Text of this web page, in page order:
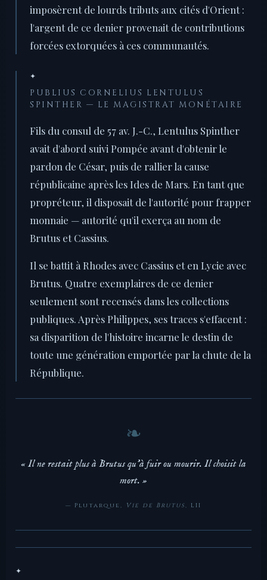
imposèrent de lourds tributs aux cités d'Orient :
l'argent de ce denier provenait de contributions
forcées extorquées à ces communautés.
✦
PUBLIUS CORNELIUS LENTULUS
SPINTHER — LE MAGISTRAT MONÉTAIRE
Fils du consul de 57 av. J.-C., Lentulus Spinther
avait d'abord suivi Pompée avant d'obtenir le
pardon de César, puis de rallier la cause
républicaine après les Ides de Mars. En tant que
propréteur, il disposait de l'autorité pour frapper
monnaie — autorité qu'il exerça au nom de
Brutus et Cassius.
Il se battit à Rhodes avec Cassius et en Lycie avec
Brutus. Quatre exemplaires de ce denier
seulement sont recensés dans les collections
publiques. Après Philippes, ses traces s'effacent :
sa disparition de l'histoire incarne le destin de
toute une génération emportée par la chute de la
République.
« Il ne restait plus à Brutus qu'à fuir ou mourir. Il choisit la
mort. »
— Plutarque, Vie de Brutus, LII
✦